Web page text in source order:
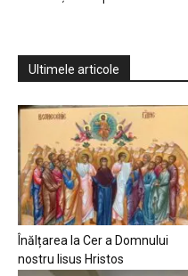
Ultimele articole
Înălțarea la Cer a Domnului
nostru Iisus Hristos